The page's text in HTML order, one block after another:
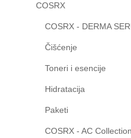
COSRX
COSRX - DERMA
Čišćenje
Toneri i esencije
Hidratacija
Paketi
COSRX - AC Collection